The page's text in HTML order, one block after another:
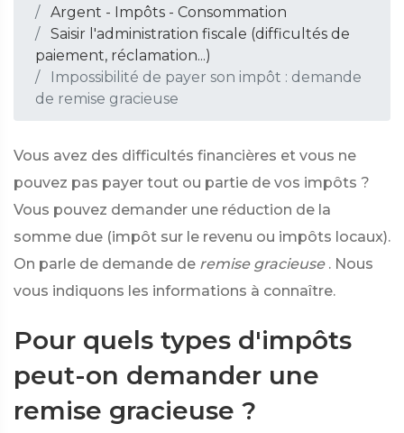
Argent - Impôts - Consommation
Saisir l'administration fiscale (difficultés de
paiement, réclamation...)
Impossibilité de payer son impôt : demande
de remise gracieuse
Vous avez des difficultés financières et vous ne
pouvez pas payer tout ou partie de vos impôts ?
Vous pouvez demander une réduction de la
somme due (impôt sur le revenu ou impôts locaux).
On parle de demande de remise gracieuse . Nous
vous indiquons les informations à connaître.
Pour quels types d'impôts
peut-on demander une
remise gracieuse ?